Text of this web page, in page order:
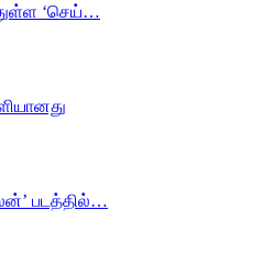
‘செய்…
படத்தில்…